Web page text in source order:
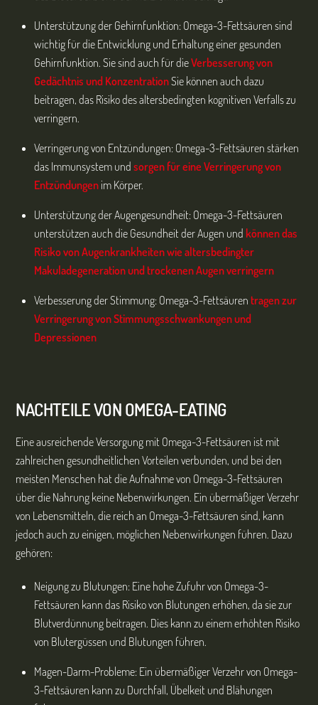
Unterstützung der Gehirnfunktion: Omega-3-Fettsäuren sind
wichtig für die Entwicklung und Erhaltung einer gesunden
Gehirnfunktion. Sie sind auch für dieVerbesserung von
Gedächtnis und KonzentrationSie können auch dazu
beitragen, das Risiko des altersbedingten kognitiven Verfalls zu
verringern.
Verringerung von Entzündungen: Omega-3-Fettsäuren stärken
das Immunsystem und sorgen für eine Verringerung von
Entzündungen im Körper.
Unterstützung der Augengesundheit: Omega-3-Fettsäuren
unterstützen auch die Gesundheit der Augen und können das
Risiko von Augenkrankheiten wie altersbedingter
Makuladegeneration und trockenen Augen verringern
Verbesserung der Stimmung: Omega-3-Fettsäuren tragen zur
Verringerung von Stimmungsschwankungen und
Depressionen
NACHTEILE VON OMEGA-EATING
Eine ausreichende Versorgung mit Omega-3-Fettsäuren ist mit
zahlreichen gesundheitlichen Vorteilen verbunden, und bei den
meisten Menschen hat die Aufnahme von Omega-3-Fettsäuren
über die Nahrung keine Nebenwirkungen. Ein übermäßiger Verzehr
von Lebensmitteln, die reich an Omega-3-Fettsäuren sind, kann
jedoch auch zu einigen, möglichen Nebenwirkungen führen. Dazu
gehören:
Neigung zu Blutungen: Eine hohe Zufuhr von Omega-3-
Fettsäuren kann das Risiko von Blutungen erhöhen, da sie zur
Blutverdünnung beitragen. Dies kann zu einem erhöhten Risiko
von Blutergüssen und Blutungen führen.
Magen-Darm-Probleme: Ein übermäßiger Verzehr von Omega-
3-Fettsäuren kann zu Durchfall, Übelkeit und Blähungen